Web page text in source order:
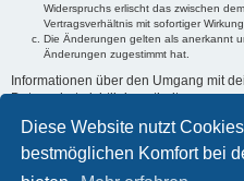
Diese Website nutzt
bestmöglichen Komfort bei
Widerspruchs erlischt das zwischen
Vertragsverhältnis mit sofortiger Wirkung.
Die Änderungen gelten als anerkannt
Änderungen zugestimmt hat.
Informationen über den Umgang mit
Datenschutzrichtlinie enthalten.
Zurück zur vorherigen Seite